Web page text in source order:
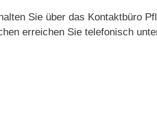
Sie über das Kontaktbüro
erreichen Sie telefonisch